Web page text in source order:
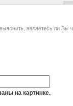
или представляете из себя автоматическую спам-
на картинке.